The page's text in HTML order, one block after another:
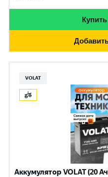
VOLAT
Аккумулятор VOLAT (20